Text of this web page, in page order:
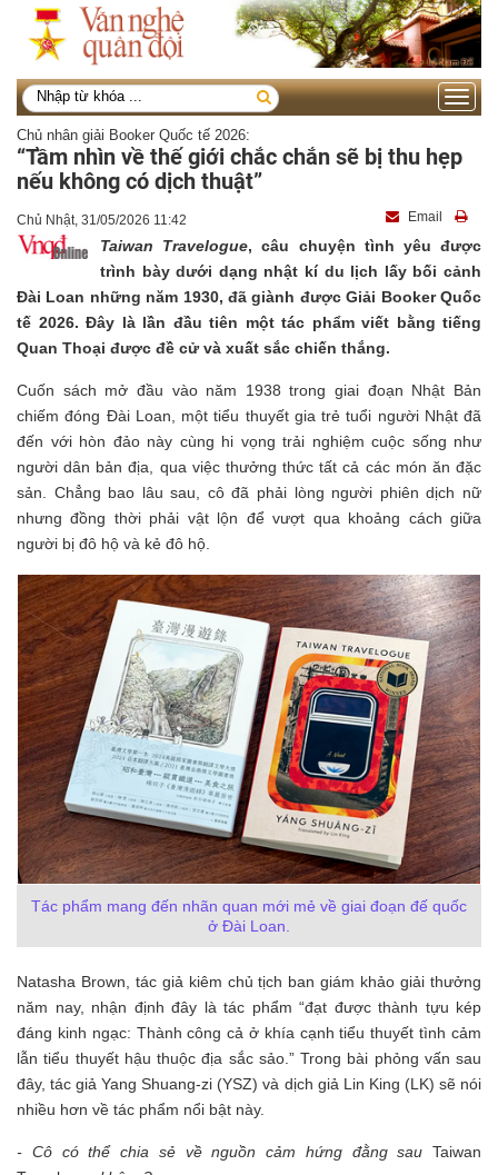
Toggle
Chủ nhân giải Booker Quốc tế 2026:
“Tầm nhìn về thế giới chắc chắn sẽ bị thu hẹp
nếu không có dịch thuật”
Chủ Nhật, 31/05/2026 11:42 Email
Taiwan Travelogue, câu chuyện tình yêu được
trình bày dưới dạng nhật kí du lịch lấy bối cảnh
Đài Loan những năm 1930, đã giành được Giải Booker Quốc
tế 2026. Đây là lần đầu tiên một tác phẩm viết bằng tiếng
Quan Thoại được đề cử và xuất sắc chiến thắng.
Cuốn sách mở đầu vào năm 1938 trong giai đoạn Nhật Bản
chiếm đóng Đài Loan, một tiểu thuyết gia trẻ tuổi người Nhật đã
đến với hòn đảo này cùng hi vọng trải nghiệm cuộc sống như
người dân bản địa, qua việc thưởng thức tất cả các món ăn đặc
sản. Chẳng bao lâu sau, cô đã phải lòng người phiên dịch nữ
nhưng đồng thời phải vật lộn để vượt qua khoảng cách giữa
người bị đô hộ và kẻ đô hộ.
Tác phẩm mang đến nhãn quan mới mẻ về giai đoạn đế quốc
ở Đài Loan.
Natasha Brown, tác giả kiêm chủ tịch ban giám khảo giải thưởng
năm nay, nhận định đây là tác phẩm “đạt được thành tựu kép
đáng kinh ngạc: Thành công cả ở khía cạnh tiểu thuyết tình cảm
lẫn tiểu thuyết hậu thuộc địa sắc sảo.” Trong bài phỏng vấn sau
đây, tác giả Yang Shuang-zi (YSZ) và dịch giả Lin King (LK) sẽ nói
nhiều hơn về tác phẩm nổi bật này.
- Cô có thể chia sẻ về nguồn cảm hứng đằng sau Taiwan